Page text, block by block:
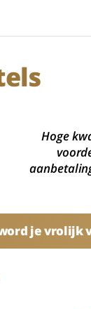
Hoge
je vrolijk